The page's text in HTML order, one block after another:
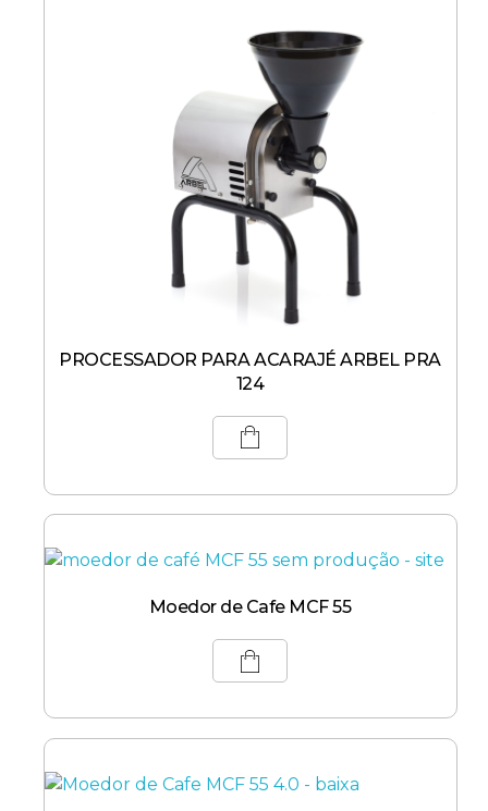
PROCESSADOR PARA ACARAJÉ ARBEL PRA
124
Moedor de Cafe MCF 55